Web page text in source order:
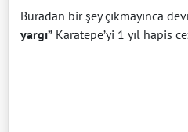
Buradan bir şey çıkmayınca
yargı” Karatepe’yi 1 yıl hapis